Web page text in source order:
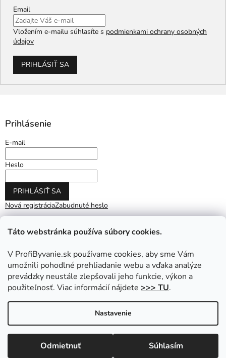
Táto webstránka používa súbory cookies.
V ProfiByvanie.sk používame cookies, aby sme Vám
umožnili pohodlné prehliadanie webu a vďaka analýze
prevádzky neustále zlepšovali jeho funkcie, výkon a
použiteľnosť. Viac informácií nájdete >>> TU.
Nastavenie
Odmietnuť Súhlasím
Email
Vložením e-mailu súhlasíte s podmienkami ochrany osobných
údajov
PRIHLÁSIŤ SA
Prihlásenie
E-mail
Heslo
PRIHLÁSIŤ SA
Nová registráciaZabudnuté heslo
Copyright 2026ProfiByvanie.sk. Všetky práva vyhradené.
Upraviť nastavenie cookies